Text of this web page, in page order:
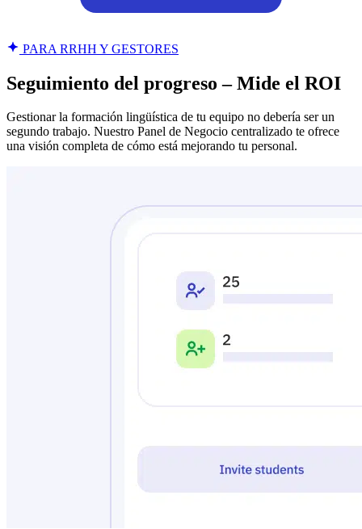
PARA RRHH Y GESTORES
Seguimiento del progreso – Mide el ROI
Gestionar la formación lingüística de tu equipo no debería ser un
segundo trabajo. Nuestro Panel de Negocio centralizado te ofrece
una visión completa de cómo está mejorando tu personal.